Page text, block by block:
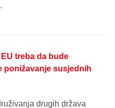
treba da bude
ponižavanje susjednih
drugih država